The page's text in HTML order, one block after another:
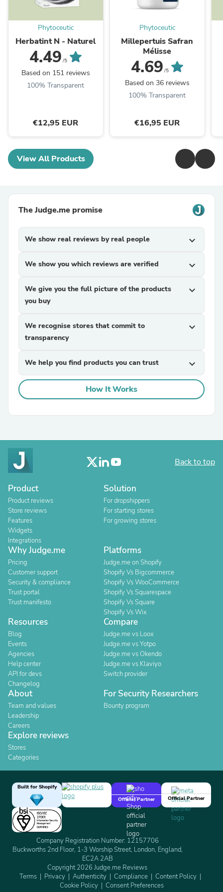
Phytoceutic
Herbatint N - Naturel
4.49 /5
Based on 151 reviews
100% Transparent
€12,95 EUR
Phytoceutic
Millepertuis Safran
Mélisse
4.69 /5
Based on 36 reviews
100% Transparent
€16,95 EUR
View All Products
The Judge.me promise
We show real reviews by real people expand_more
We show you which reviews are verified expand_more
We give you the full picture of the products
you buy
expand_more
We recognise stores that commit to
transparency
expand_more
We help you find products you can trust expand_more
How It Works
Back to top
Product
Product reviews
Store reviews
Features
Widgets
Integrations
Solution
For dropshippers
For starting stores
For growing stores
Why Judge.me
Pricing
Customer support
Security & compliance
Trust portal
Trust manifesto
Platforms
Judge.me on Shopify
Shopify Vs Bigcommerce
Shopify Vs WooCommerce
Shopify Vs Squarespace
Shopify Vs Square
Shopify Vs Wix
Resources
Blog
Events
Agencies
Help center
API for devs
Changelog
Compare
Judge.me vs Loox
Judge.me vs Yotpo
Judge.me vs Okendo
Judge.me vs Klaviyo
Switch provider
About
Team and values
Leadership
Careers
For Security Researchers
Bounty program
Explore reviews
Stores
Categories
Built for Shopify
Official Partner
Official Partner
Company Registration Number: 12157706
Buckworths 2nd Floor, 1-3 Worship Street, London, England,
EC2A 2AB
Copyright 2026 Judge.me Reviews
Terms
Privacy Authenticity Compliance
Content Policy
Cookie Policy
Consent Preferences